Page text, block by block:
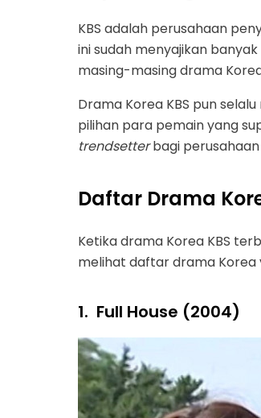
KBS adalah perusahaan
ini sudah menyajikan
masing-masing drama
Drama Korea KBS pun
pilihan para pemain yang
trendsetterbagi
Daftar Drama
Ketika drama Korea KBS
melihat daftar drama Korea
1. Full House (2004)